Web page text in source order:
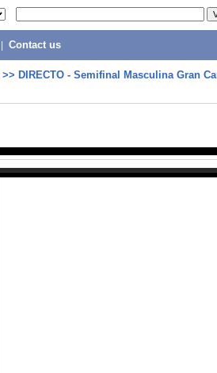
Contact us
>> DIRECTO - Semifinal Masculina Gran